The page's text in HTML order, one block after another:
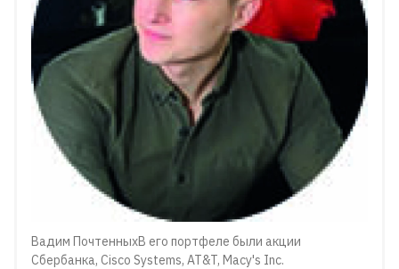
Вадим ПочтенныхВ его портфеле были акции
Сбербанка, Cisco Systems, AT&T, Macy's Inc.